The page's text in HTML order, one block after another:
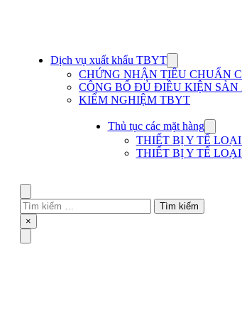
Dịch vụ xuất khẩu TBYT
submenu
for
Dịch
vụ
khẩu
TBYT
CHỨNG NHẬN TIÊU CHUẨN
CÔNG BỐ ĐỦ ĐIỀU KIỆN
KIỂM NGHIỆM TBYT
Thủ tục các mặt hàng
for
Thủ
THIẾT BỊ Y TẾ
THIẾT BỊ Y TẾ
Tìm
kiếm
cho:
Close
×